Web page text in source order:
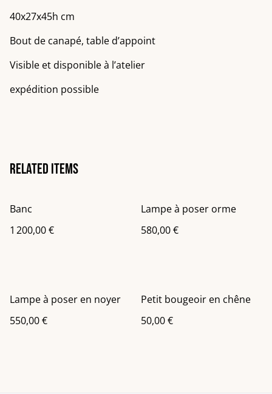
40x27x45h cm
Bout de canapé, table d’appoint
Visible et disponible à l’atelier
expédition possible
Related items
Banc
1 200,00 €
Lampe à poser orme
580,00 €
Lampe à poser en noyer
550,00 €
Petit bougeoir en chêne
50,00 €